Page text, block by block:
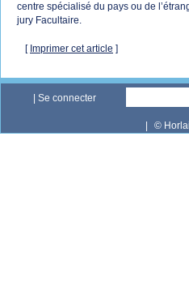
centre spécialisé du pays ou de
jury Facultaire.
[ Imprimer cet article ]
Se connecter
©